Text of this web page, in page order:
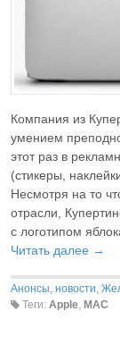
Компания из
умением
этот раз в
(стикеры,
Несмотря на то
отрасли,
с логотипом
Читать далее →
Анонсы, новости,
Теги: Apple, MAC